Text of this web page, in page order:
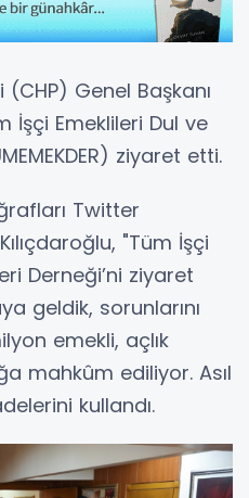
Genel Başkanı
İşçi Emeklileri Dul ve
ziyaret etti.
Twitter
"Tüm İşçi
Derneği’ni ziyaret
geldik, sorunlarını
emekli, açlık
mahkûm ediliyor. Asıl
kullandı.